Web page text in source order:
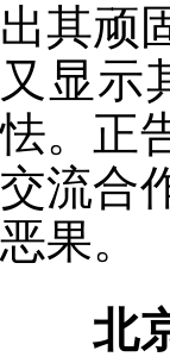
出其顽
又显示
怯。正
交流合
恶果。
北